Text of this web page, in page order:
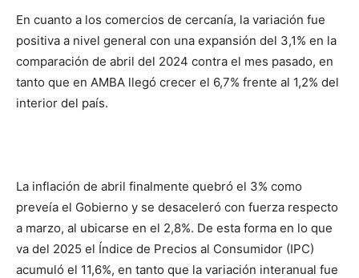
En cuanto a los comercios de cercanía, la variación fue
positiva a nivel general con una expansión del 3,1% en la
comparación de abril del 2024 contra el mes pasado, en
tanto que en AMBA llegó crecer el 6,7% frente al 1,2% del
interior del país.
La inflación de abril finalmente quebró el 3% como
preveía el Gobierno y se desaceleró con fuerza respecto
a marzo, al ubicarse en el 2,8%. De esta forma en lo que
va del 2025 el Índice de Precios al Consumidor (IPC)
acumuló el 11,6%, en tanto que la variación interanual fue